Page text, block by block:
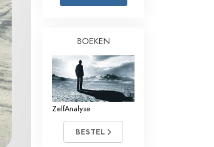
Oplossingen voor het Drugsprobleem
Kinderen
Hulpmiddelen bij het Dagelijks Werk
Ethiek en de Condities
De Oorzaak van Onderdrukking
Feitenonderzoek
BOEKEN
ZelfAnalyse
BESTEL